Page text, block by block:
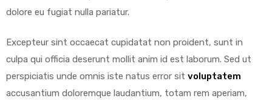
dolore eu fugiat nulla pariatur.
Excepteur sint occaecat cupidatat non proident, sunt in
culpa qui officia deserunt mollit anim id est laborum. Sed ut
perspiciatis unde omnis iste natus error sit voluptatem
accusantium doloremque laudantium, totam rem aperiam,